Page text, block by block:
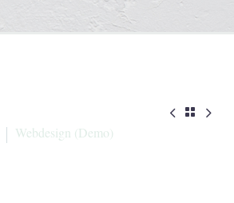
  
Webdesign (Demo)